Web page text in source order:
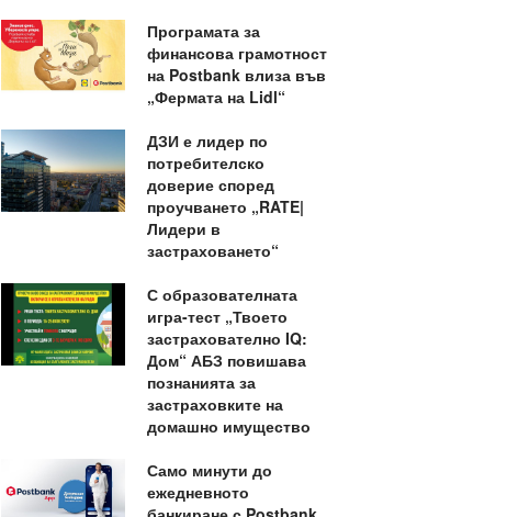
Програмата за
финансова грамотност
на Postbank влиза във
„Фермата на Lidl“
ДЗИ е лидер по
потребителско
доверие според
проучването „RATE|
Лидери в
застраховането“
С образователната
игра-тест „Твоето
застрахователно IQ:
Дом“ АБЗ повишава
познанията за
застраховките на
домашно имущество
Само минути до
ежедневното